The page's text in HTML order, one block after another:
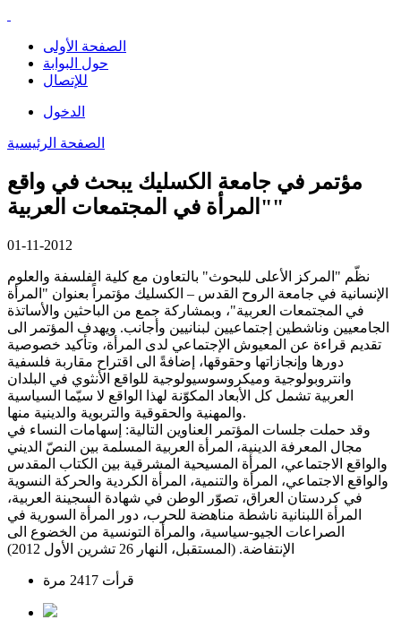
الصفحة الأولى
حول البوابة
للإتصال
الدخول
الصفحة الرئيسية
مؤتمر في جامعة الكسليك يبحث في واقع
"المرأة في المجتمعات العربية"
01-11-2012
نظّم "المركز الأعلى للبحوث" بالتعاون مع كلية الفلسفة والعلوم
الإنسانية في جامعة الروح القدس – الكسليك مؤتمراً بعنوان "المرأة
في المجتمعات العربية"، وبمشاركة جمع من الباحثين والأساتذة
الجامعيين وناشطين إجتماعيين لبنانيين وأجانب. ويهدف المؤتمر الى
تقديم قراءة عن المعيوش الإجتماعي لدى المرأة، وتأكيد خصوصية
دورها وإنجازاتها وحقوقها، إضافةً الى اقتراح مقاربة فلسفية
وانتروبولوجية وميكروسوسيولوجية للواقع الأنثوي في البلدان
العربية تشمل كل الأبعاد المكوّنة لهذا الواقع لا سيّما السياسية
والمهنية والحقوقية والتربوية والدينية منها.
وقد حملت جلسات المؤتمر العناوين التالية: إسهامات النساء في
مجال المعرفة الدينية، المرأة العربية المسلمة بين النصّ الديني
والواقع الاجتماعي، المرأة المسيحية المشرقية بين الكتاب المقدس
والواقع الاجتماعي، المرأة والتنمية، المرأة الكردية والحركة النسوية
في كردستان العراق، تصوّر الوطن في شهادة السجينة العربية،
المرأة اللبنانية ناشطة مناهضة للحرب، دور المرأة السورية في
الصراعات الجيو-سياسية، والمرأة التونسية من الخضوع الى
الإنتفاضة. (المستقبل، النهار 26 تشرين الأول 2012)
قرأت 2417 مرة